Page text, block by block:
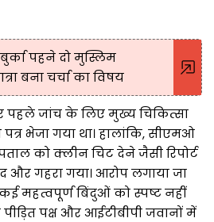
पहने दो मुस्लिम
बना चर्चा का विषय
जांच के लिए मुख्य चिकित्सा
भेजा गया था। हालांकि, सीएमओ
को क्लीन चिट देने जैसी रिपोर्ट
गहरा गया। आरोप लगाया जा
कई महत्वपूर्ण बिंदुओं को स्पष्ट नहीं
पक्ष और आईटीबीपी जवानों में